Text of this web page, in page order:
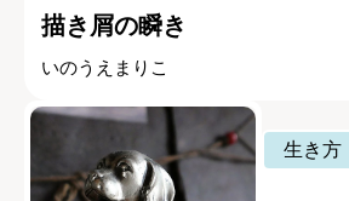
描き屑の瞬き
いのうえまりこ
生き方